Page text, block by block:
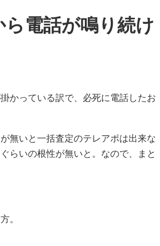
電話が鳴り続け
かっている訳で、必死に電話したお
無いと一括査定のテレアポは出来な
らいの根性が無いと。なので、まと
。